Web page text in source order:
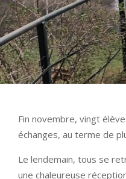
Fin novembre, vingt
échanges, au terme de
Le lendemain, tous se
une chaleureuse